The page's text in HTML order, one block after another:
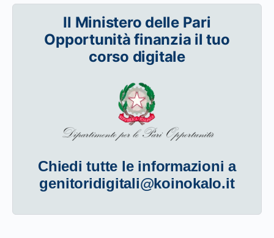
Il Ministero delle Pari
Opportunità finanzia il tuo
corso digitale
Chiedi tutte le informazioni a
genitoridigitali@koinokalo.it